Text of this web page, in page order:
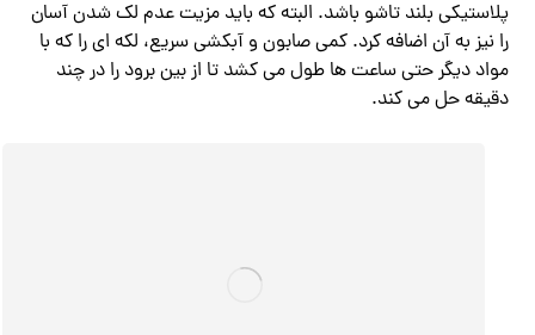
پلاستیکی بلند تاشو باشد. البته که باید مزیت عدم لک شدن آسان
را نیز به آن اضافه کرد. کمی صابون و آبکشی سریع، لکه ای را که با
مواد دیگر حتی ساعت ها طول می کشد تا از بین برود را در چند
دقیقه حل می کند.